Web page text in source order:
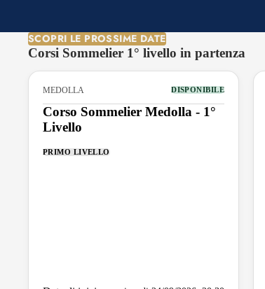
SCOPRI LE PROSSIME DATE
Corsi Sommelier 1° livello in partenza
MEDOLLA DISPONIBILE
Corso Sommelier Medolla - 1°
Livello
PRIMO LIVELLO